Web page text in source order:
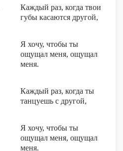
Каждый раз, когда твои
губы касаются другой,
Я хочу, чтобы ты
ощущал меня, ощущал
меня.
Каждый раз, когда ты
танцуешь с другой,
Я хочу, чтобы ты
ощущал меня, ощущал
меня.